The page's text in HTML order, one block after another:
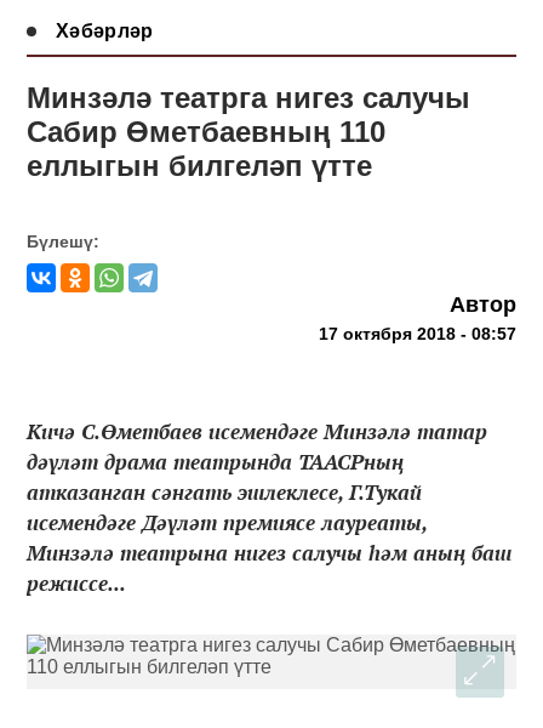
Хәбәрләр
Минзәлә театрга нигез салучы
Сабир Өметбаевның 110
еллыгын билгеләп үтте
Бүлешү:
Автор
17 октября 2018 - 08:57
Кичә С.Өметбаев исемендәге Минзәлә татар
дәүләт драма театрында ТААСРның
атказанган сәнгать эшлеклесе, Г.Тукай
исемендәге Дәүләт премиясе лауреаты,
Минзәлә театрына нигез салучы һәм аның баш
режиссе...